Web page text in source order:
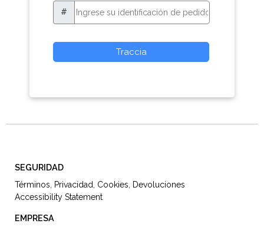
#
SEGURIDAD
Términos Privacidad Cookies
Devoluciones
Accessibility Statement
EMPRESA